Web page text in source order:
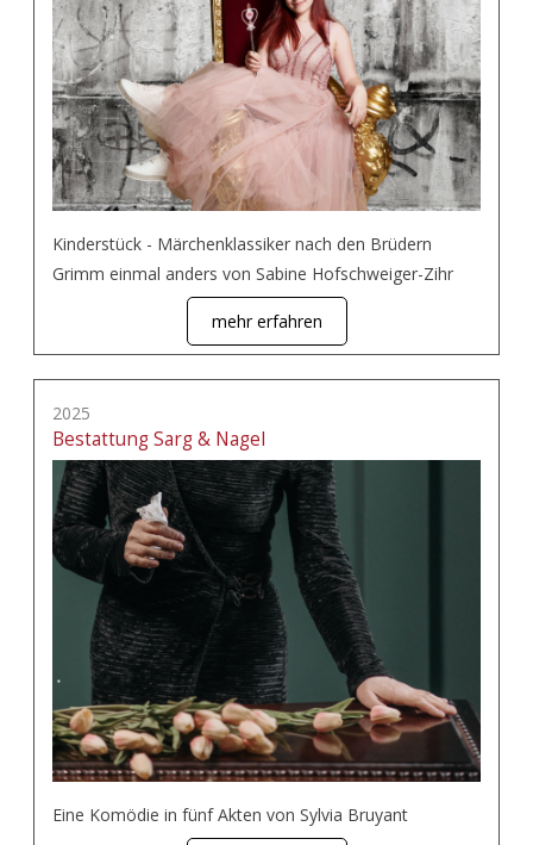
Kinderstück - Märchenklassiker nach den Brüdern
Grimm einmal anders von Sabine Hofschweiger-Zihr
mehr erfahren
2025
Bestattung Sarg & Nagel
Eine Komödie in fünf Akten von Sylvia Bruyant